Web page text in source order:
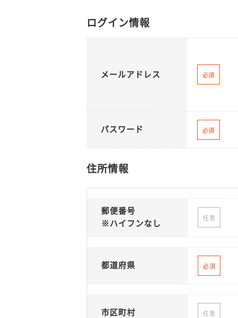
ログイン情報
メールアドレス 必須
パスワード 必須
住所情報
郵便番号
※ハイフンなし
任意
都道府県 必須
市区町村 任意